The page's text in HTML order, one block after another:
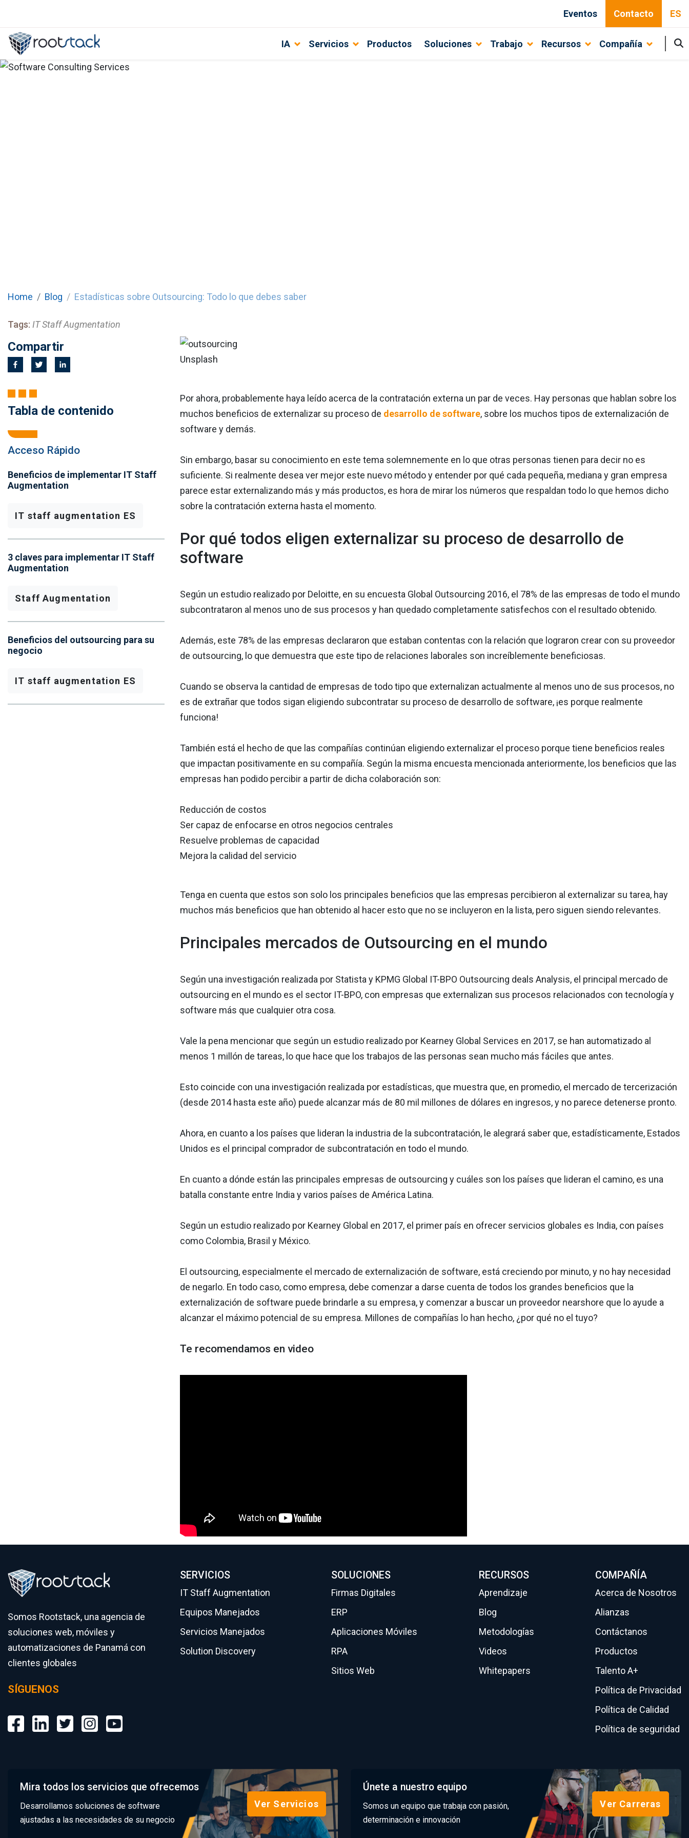
Eventos Contacto ES
IA Servicios Productos Soluciones Trabajo Recursos Compañía
Home Blog Estadísticas sobre Outsourcing: Todo lo que debes saber
Tags: IT Staff Augmentation
Compartir
Tabla de contenido
Acceso Rápido
Beneficios de implementar IT Staff
Augmentation
IT staff augmentation ES
3 claves para implementar IT Staff
Augmentation
Staff Augmentation
Beneficios del outsourcing para su
negocio
IT staff augmentation ES
Unsplash
Por ahora, probablemente haya leído acerca de la contratación externa un par de veces. Hay personas que hablan sobre los
muchos beneficios de externalizar su proceso de desarrollo de software, sobre los muchos tipos de externalización de
software y demás.
Sin embargo, basar su conocimiento en este tema solemnemente en lo que otras personas tienen para decir no es
suficiente. Si realmente desea ver mejor este nuevo método y entender por qué cada pequeña, mediana y gran empresa
parece estar externalizando más y más productos, es hora de mirar los números que respaldan todo lo que hemos dicho
sobre la contratación externa hasta el momento.
Por qué todos eligen externalizar su proceso de desarrollo de
software
Según un estudio realizado por Deloitte, en su encuesta Global Outsourcing 2016, el 78% de las empresas de todo el mundo
subcontrataron al menos uno de sus procesos y han quedado completamente satisfechos con el resultado obtenido.
Además, este 78% de las empresas declararon que estaban contentas con la relación que lograron crear con su proveedor
de outsourcing, lo que demuestra que este tipo de relaciones laborales son increíblemente beneficiosas.
Cuando se observa la cantidad de empresas de todo tipo que externalizan actualmente al menos uno de sus procesos, no
es de extrañar que todos sigan eligiendo subcontratar su proceso de desarrollo de software, ¡es porque realmente
funciona!
También está el hecho de que las compañías continúan eligiendo externalizar el proceso porque tiene beneficios reales
que impactan positivamente en su compañía. Según la misma encuesta mencionada anteriormente, los beneficios que las
empresas han podido percibir a partir de dicha colaboración son:
Reducción de costos
Ser capaz de enfocarse en otros negocios centrales
Resuelve problemas de capacidad
Mejora la calidad del servicio
Tenga en cuenta que estos son solo los principales beneficios que las empresas percibieron al externalizar su tarea, hay
muchos más beneficios que han obtenido al hacer esto que no se incluyeron en la lista, pero siguen siendo relevantes.
Principales mercados de Outsourcing en el mundo
Según una investigación realizada por Statista y KPMG Global IT-BPO Outsourcing deals Analysis, el principal mercado de
outsourcing en el mundo es el sector IT-BPO, con empresas que externalizan sus procesos relacionados con tecnología y
software más que cualquier otra cosa.
Vale la pena mencionar que según un estudio realizado por Kearney Global Services en 2017, se han automatizado al
menos 1 millón de tareas, lo que hace que los trabajos de las personas sean mucho más fáciles que antes.
Esto coincide con una investigación realizada por estadísticas, que muestra que, en promedio, el mercado de tercerización
(desde 2014 hasta este año) puede alcanzar más de 80 mil millones de dólares en ingresos, y no parece detenerse pronto.
Ahora, en cuanto a los países que lideran la industria de la subcontratación, le alegrará saber que, estadísticamente, Estados
Unidos es el principal comprador de subcontratación en todo el mundo.
En cuanto a dónde están las principales empresas de outsourcing y cuáles son los países que lideran el camino, es una
batalla constante entre India y varios países de América Latina.
Según un estudio realizado por Kearney Global en 2017, el primer país en ofrecer servicios globales es India, con países
como Colombia, Brasil y México.
El outsourcing, especialmente el mercado de externalización de software, está creciendo por minuto, y no hay necesidad
de negarlo. En todo caso, como empresa, debe comenzar a darse cuenta de todos los grandes beneficios que la
externalización de software puede brindarle a su empresa, y comenzar a buscar un proveedor nearshore que lo ayude a
alcanzar el máximo potencial de su empresa. Millones de compañías lo han hecho, ¿por qué no el tuyo?
Te recomendamos en video
Somos Rootstack, una agencia de
soluciones web, móviles y
automatizaciones de Panamá con
clientes globales
SÍGUENOS
SERVICIOS
IT Staff Augmentation
Equipos Manejados
Servicios Manejados
Solution Discovery
SOLUCIONES
Firmas Digitales
ERP
Aplicaciones Móviles
RPA
Sitios Web
RECURSOS
Aprendizaje
Blog
Metodologías
Videos
Whitepapers
COMPAÑÍA
Acerca de Nosotros
Alianzas
Contáctanos
Productos
Talento A+
Política de Privacidad
Política de Calidad
Política de seguridad
Mira todos los servicios que ofrecemos
Desarrollamos soluciones de software
ajustadas a las necesidades de su negocio
Ver Servicios
Únete a nuestro equipo
Somos un equipo que trabaja con pasión,
determinación e innovación
Ver Carreras